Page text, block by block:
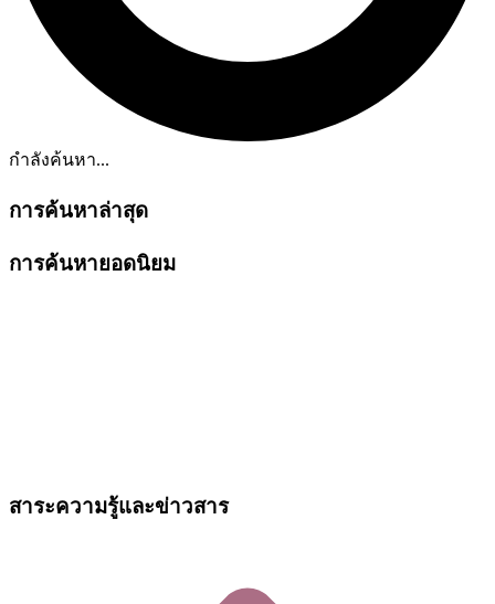
กำลังค้นหา...
การค้นหาล่าสุด
การค้นหายอดนิยม
สาระความรู้และข่าวสาร